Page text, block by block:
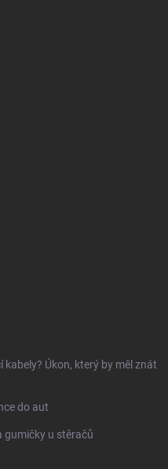
Úkon, který by měl znát
do aut
gumičky u stěračů